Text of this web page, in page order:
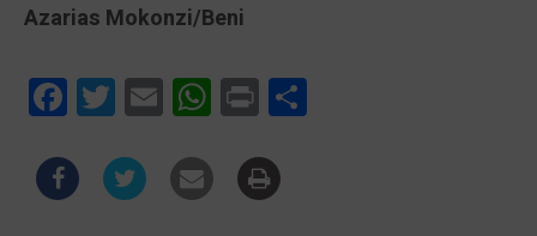
Azarias Mokonzi/Beni
FacebookTwitterEmail WhatsApp
Print